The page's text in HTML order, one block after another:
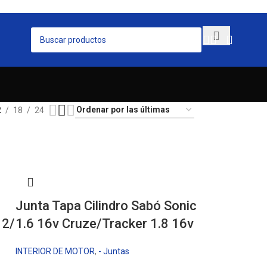
18 24
Junta Tapa Cilindro Sabó Sonic
1.6 16v Cruze/Tracker 1.8 16v
INTERIOR DE MOTOR, - Juntas